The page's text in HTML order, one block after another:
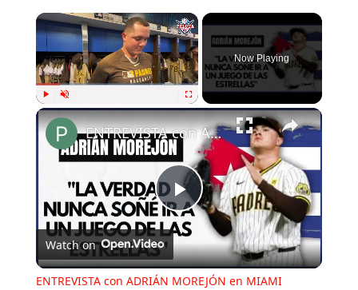
Play Unmute Fullscreen
Now Playing
Play
Video
ENTREVISTA con ADRIÁN MOREJÓN en MIAMI
Watch on
ENTREVISTA con ADRIÁN MOREJÓN en MIAMI